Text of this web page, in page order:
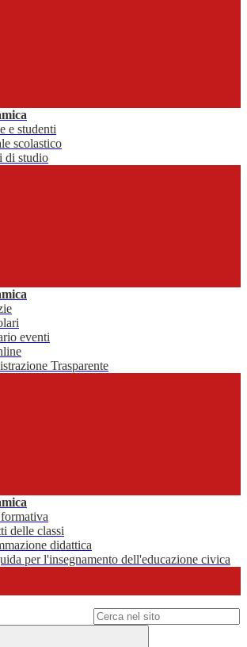
e studenti
scolastico
di studio
eventi
Trasparente
delle classi
didattica
per l'insegnamento dell'educazione civica